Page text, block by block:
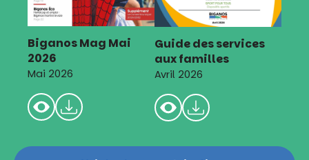
Biganos Mag Mai
2026
Mai 2026
Guide des services
aux familles
Avril 2026